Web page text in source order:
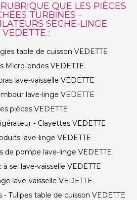
QUE LES PIÈCES
TURBINES -
SÈCHE-LINGE
VEDETTE :
table de cuisson VEDETTE
Micro-ondes VEDETTE
lave-vaisselle VEDETTE
lave-linge VEDETTE
pièces VEDETTE
- Clayettes VEDETTE
lave-linge VEDETTE
de pompe lave-linge VEDETTE
sel lave-vaisselle VEDETTE
lave-vaisselle VEDETTE
- Tulipes table de cuisson VEDETTE